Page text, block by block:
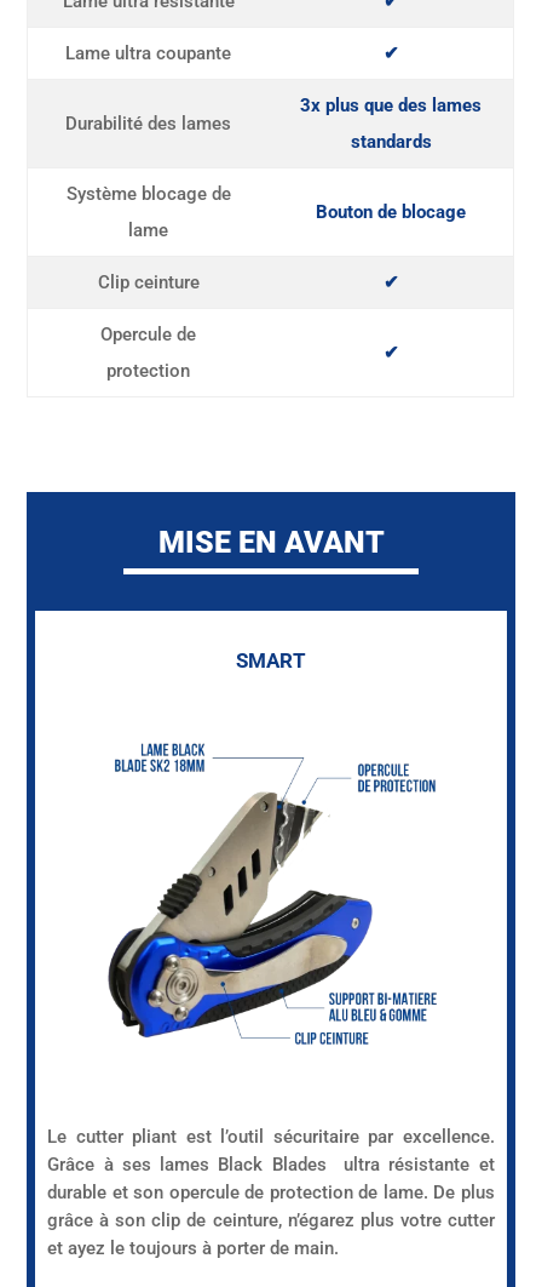
Lame ultra coupante ✔
Durabilité des lames
3x plus que des lames
standards
Système blocage de
lame
Bouton de blocage
Clip ceinture ✔
Opercule de
protection
✔
MISE EN AVANT
SMART
Le cutter pliant est l’outil sécuritaire par excellence.
Grâce à ses lames Black Blades ultra résistante et
durable et son opercule de protection de lame. De plus
grâce à son clip de ceinture, n’égarez plus votre cutter
et ayez le toujours à porter de main.